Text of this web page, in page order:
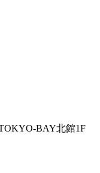
BAY北館1F